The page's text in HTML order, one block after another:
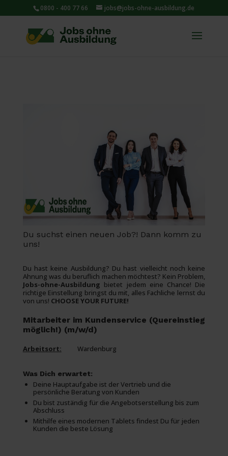
0800 - 400 77 66 jobs@jobs-ohne-ausbildung.de
Du suchst einen neuen Job?! Dann komm zu
uns!
Du hast keine Ausbildung? Du hast vielleicht noch keine
Ahnung was du beruflich machen möchtest? Kein Problem,
Jobs-ohne-Ausbildung bietet jedem eine Chance! Die
richtige Einstellung bringst du mit, alles Fachliche lernst du
von uns! CHOOSE YOUR FUTURE!
Mitarbeiter im Kundenservice (Quereinstieg
möglich!) (m/w/d)
Arbeitsort: Wardenburg
Was Dich erwartet:
Deine Hauptaufgabe ist der Vertrieb und die
persönliche Beratung von Kunden
Du bist zuständig für die Angebotserstellung bis zum
Abschluss
Mithilfe eines modernen Tablets findest Du für jeden
Kunden die beste Lösung